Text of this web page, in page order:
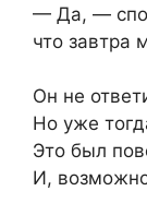
— Да, —
что завтра
Он не
Но уже
Это был
И,